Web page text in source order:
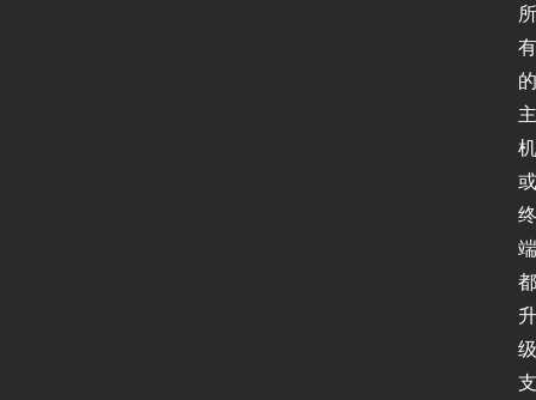
所
有
的
主
机
或
终
端
都
升
级
支